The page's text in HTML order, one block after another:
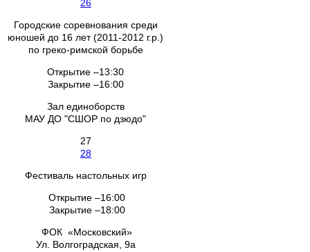
26
Городские соревнования среди
юношей до 16 лет (2011-2012 г.р.)
по греко-римской борьбе
Открытие –13:30
Закрытие –16:00
Зал единоборств
МАУ ДО "СШОР по дзюдо"
27
28
Фестиваль настольных игр
Открытие –16:00
Закрытие –18:00
ФОК «Московский»
Ул. Волгоградская, 9а